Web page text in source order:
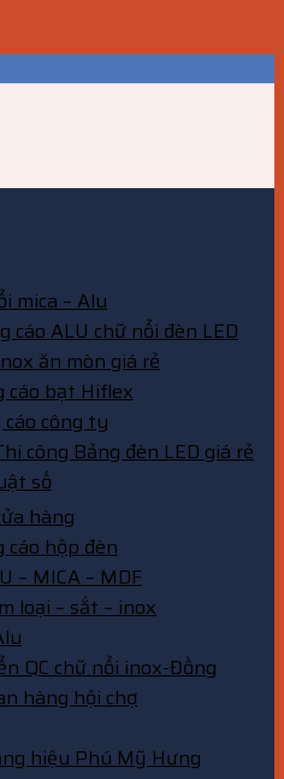
mica – Alu
cáo ALU chữ nổi đèn LED
ăn mòn giá rẻ
cáo bạt Hiflex
công ty
công Bảng đèn LED giá rẻ
số
hàng
cáo hộp đèn
– MICA – MDF
loại – sắt – inox
QC chữ nổi inox-Đồng
hàng hội chợ
hiệu Phú Mỹ Hưng